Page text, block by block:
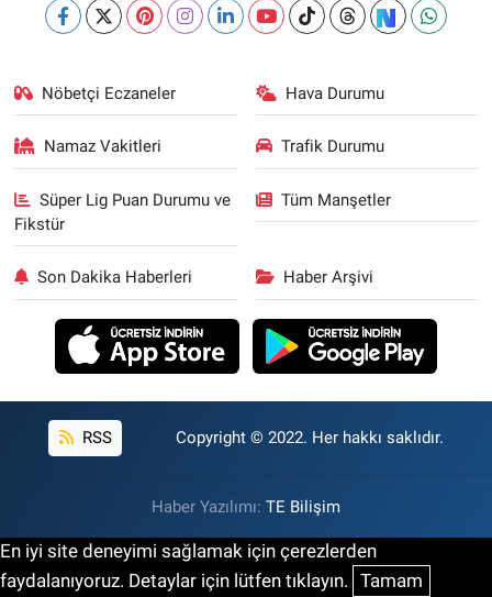
Nöbetçi Eczaneler Hava Durumu
Namaz Vakitleri Trafik Durumu
Süper Lig Puan Durumu ve
Fikstür
Tüm Manşetler
Son Dakika Haberleri Haber Arşivi
RSS Copyright © 2022. Her hakkı saklıdır.
Haber Yazılımı: TE Bilişim
En iyi site deneyimi sağlamak için çerezlerden
faydalanıyoruz. Detaylar için lütfen tıklayın. Tamam